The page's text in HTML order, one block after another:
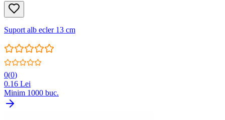
Suport alb ecler 13 cm
0(0)
0.16 Lei
Minim 1000 buc.